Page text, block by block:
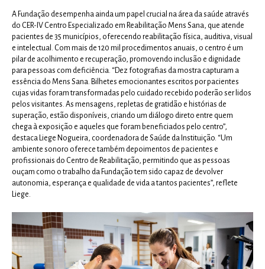
A Fundação desempenha ainda um papel crucial na área da saúde através
do CER-IV Centro Especializado em Reabilitação Mens Sana, que atende
pacientes de 35 municípios, oferecendo reabilitação física, auditiva, visual
e intelectual. Com mais de 120 mil procedimentos anuais, o centro é um
pilar de acolhimento e recuperação, promovendo inclusão e dignidade
para pessoas com deficiência. “Dez fotografias da mostra capturam a
essência do Mens Sana. Bilhetes emocionantes escritos por pacientes
cujas vidas foram transformadas pelo cuidado recebido poderão ser lidos
pelos visitantes. As mensagens, repletas de gratidão e histórias de
superação, estão disponíveis, criando um diálogo direto entre quem
chega à exposição e aqueles que foram beneficiados pelo centro”,
destaca Liege Nogueira, coordenadora de Saúde da Instituição. “Um
ambiente sonoro oferece também depoimentos de pacientes e
profissionais do Centro de Reabilitação, permitindo que as pessoas
ouçam como o trabalho da Fundação tem sido capaz de devolver
autonomia, esperança e qualidade de vida a tantos pacientes”, reflete
Liege.